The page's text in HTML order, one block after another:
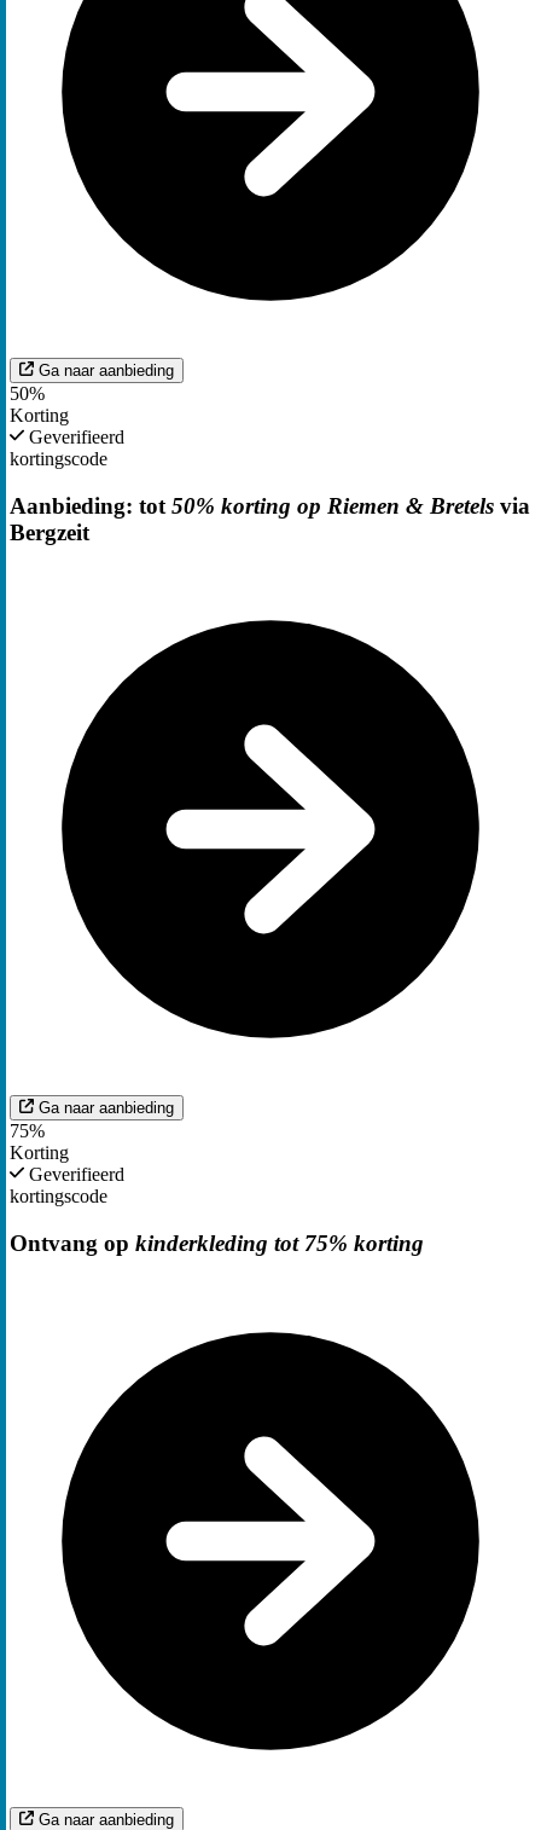
Ga naar aanbieding
50%
Korting
Geverifieerd
kortingscode
Aanbieding: tot 50% korting op Riemen & Bretels via
Bergzeit
Ga naar aanbieding
75%
Korting
Geverifieerd
kortingscode
Ontvang op kinderkleding tot 75% korting
Ga naar aanbieding